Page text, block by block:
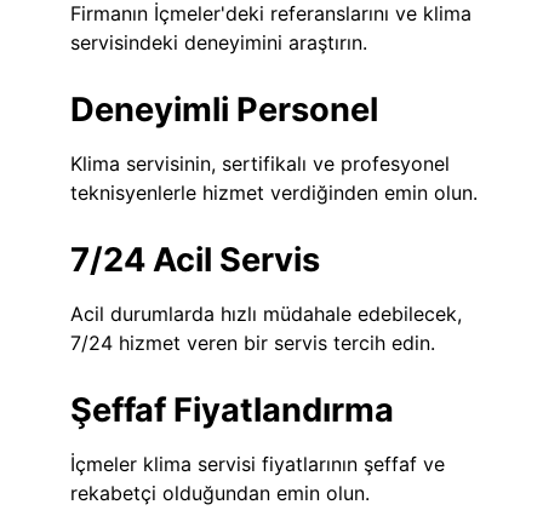
Firmanın İçmeler'deki referanslarını ve klima
servisindeki deneyimini araştırın.
Deneyimli Personel
Klima servisinin, sertifikalı ve profesyonel
teknisyenlerle hizmet verdiğinden emin olun.
7/24 Acil Servis
Acil durumlarda hızlı müdahale edebilecek,
7/24 hizmet veren bir servis tercih edin.
Şeffaf Fiyatlandırma
İçmeler klima servisi fiyatlarının şeffaf ve
rekabetçi olduğundan emin olun.